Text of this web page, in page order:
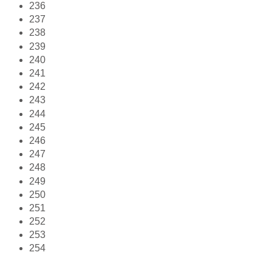
236
237
238
239
240
241
242
243
244
245
246
247
248
249
250
251
252
253
254